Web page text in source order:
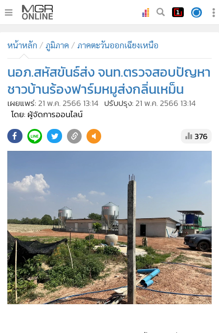
ทันเหตุการณ์
• ภาคใต้
ภูมิภาค
Online Section
บันเทิง
• ผู้จัดการรายวัน
• คอลัมนิสต์
CbizReview
Cyber BIZ
• Good health & Well-being
• Green Innovation & SD
• Management & HR
• MGR Live
• Infographic
• การเมือง
หน้าหลัก ภูมิภาค ภาคตะวันออกเฉียงเหนือ
นอภ.สหัสขันธ์ส่ง จนท.ตรวจสอบปัญหา
ชาวบ้านร้องฟาร์มหมูส่งกลิ่นเหม็น
เผยแพร่: 21 พ.ค. 2566 13:14 ปรับปรุง: 21 พ.ค. 2566 13:14
โดย: ผู้จัดการออนไลน์
376